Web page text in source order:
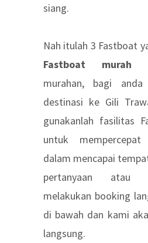
siang.
Nah itulah 3 Fastboat
Fastboat murah
murahan, bagi
destinasi ke Gili
gunakanlah fasilitas
untuk
dalam mencapai
pertanyaan atau
melakukan booking
di bawah dan kami
langsung.